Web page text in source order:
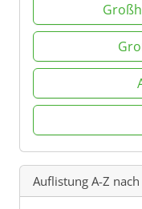
Auflistung A-Z